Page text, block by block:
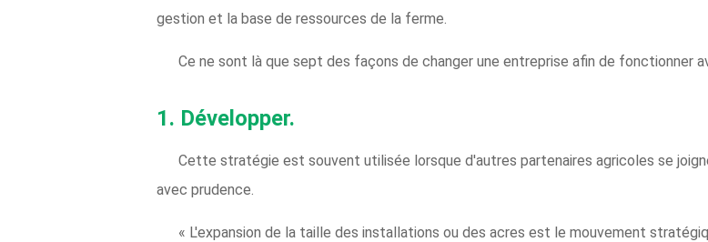
gestion et la base de ressources de la ferme.
Ce ne sont là que sept des façons de changer une entreprise afin de fonctionner
1. Développer.
Cette stratégie est souvent utilisée lorsque d'autres partenaires agricoles se
avec prudence.
« L'expansion de la taille des installations ou des acres est le mouvement